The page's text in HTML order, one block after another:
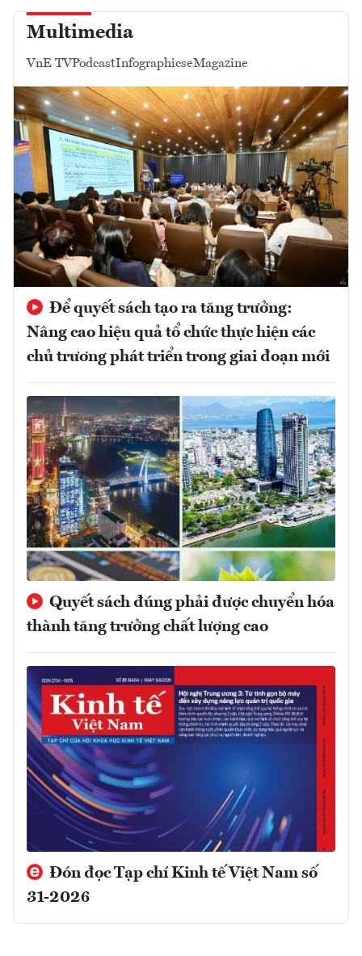
Multimedia
VnE TVPodcastInfographicseMagazine
Để quyết sách tạo ra tăng trưởng:
Nâng cao hiệu quả tổ chức thực hiện các
chủ trương phát triển trong giai đoạn mới
Quyết sách đúng phải được chuyển hóa
thành tăng trưởng chất lượng cao
Đón đọc Tạp chí Kinh tế Việt Nam số
31-2026